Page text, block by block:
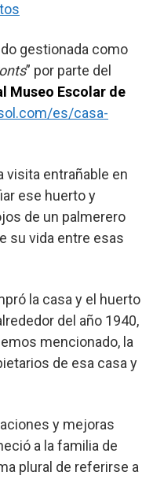
gestionada como
” por parte del
Museo Escolar de
es/casa-
visita entrañable en
ese huerto y
de un palmerero
su vida entre esas
la casa y el huerto
del año 1940,
mencionado, la
de esa casa y
y mejoras
a la familia de
plural de referirse a